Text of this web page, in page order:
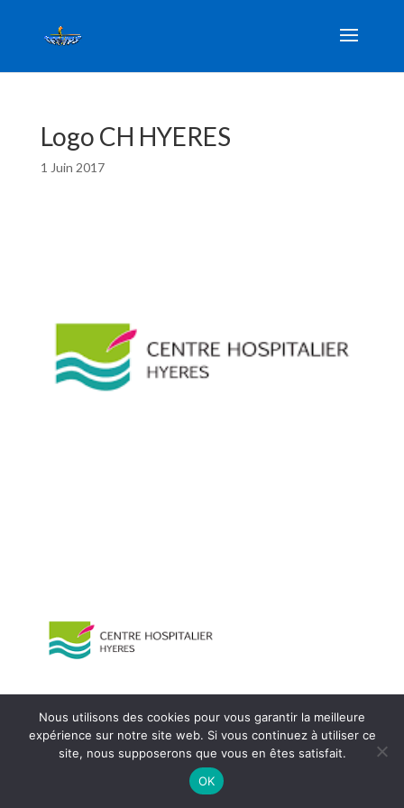
Logo CH HYERES
1 Juin 2017
Nous utilisons des cookies pour vous garantir la meilleure
expérience sur notre site web. Si vous continuez à utiliser ce
site, nous supposerons que vous en êtes satisfait.
OK